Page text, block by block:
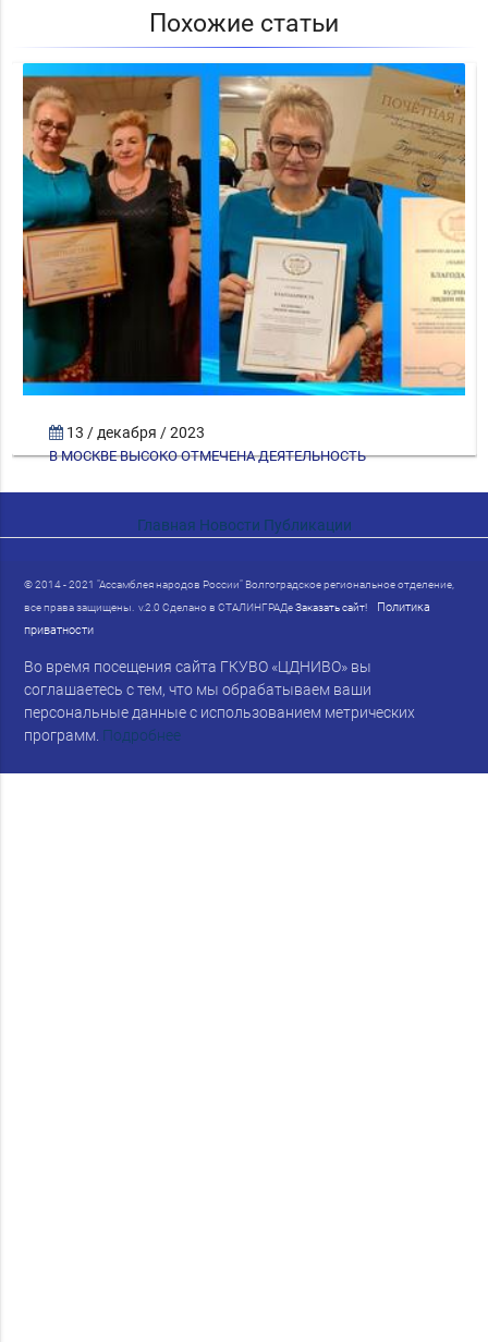
Похожие статьи
13 / декабря / 2023
В МОСКВЕ ВЫСОКО ОТМЕЧЕНА ДЕЯТЕЛЬНОСТЬ
Главная Новости Публикации
© 2014 - 2021 "Ассамблея народов России" Волгоградское региональное отделение,
все права защищены. v.2.0 Сделано в СТАЛИНГРАДеЗаказать сайт!
Политика
приватности
Во время посещения сайта ГКУВО «ЦДНИВО» вы
соглашаетесь с тем, что мы обрабатываем ваши
персональные данные с использованием метрических
программ. Подробнее